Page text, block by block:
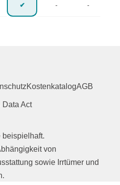
✔ - -
KostenkatalogAGB
Data Act
beispielhaft.
von
sowie Irrtümer und